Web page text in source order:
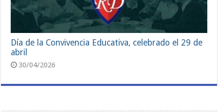
Día de la Convivencia Educativa, celebrado el 29 de
abril
30/04/2026